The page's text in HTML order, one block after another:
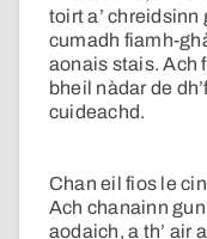
toirt a’ chreidsinn
cumadh fiamh-
aonais stais. Ach
bheil nàdar de
cuideachd.
Chan eil fios le
Ach chanainn
aodaich, a th’ air